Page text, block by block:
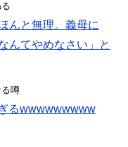
んと無理。義母に
んてやめなさい」と
噂
るwwwwwwwww